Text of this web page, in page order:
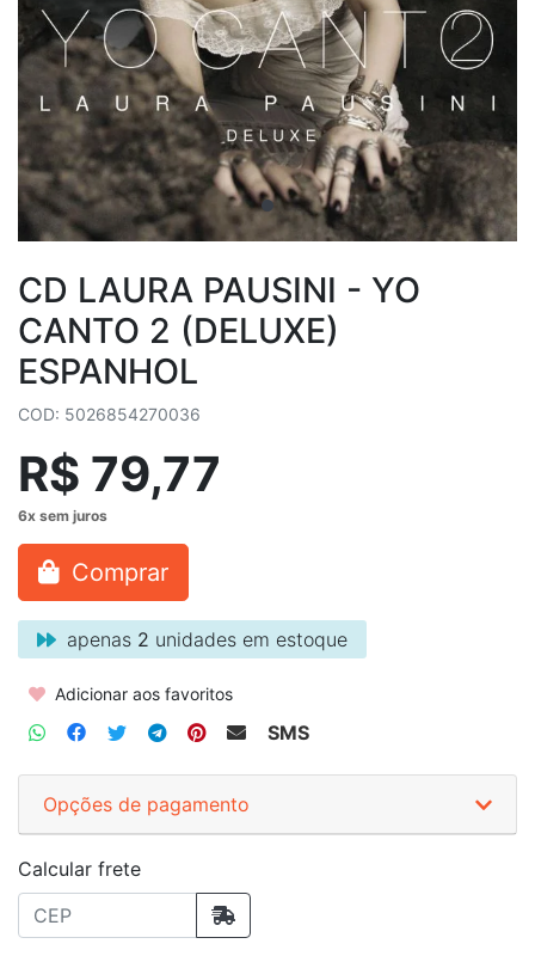
CD LAURA PAUSINI - YO
CANTO 2 (DELUXE)
ESPANHOL
COD: 5026854270036
R$ 79,77
Comprar
apenas 2 unidades em estoque
Adicionar aos favoritos
SMS
Opções de pagamento
Calcular frete